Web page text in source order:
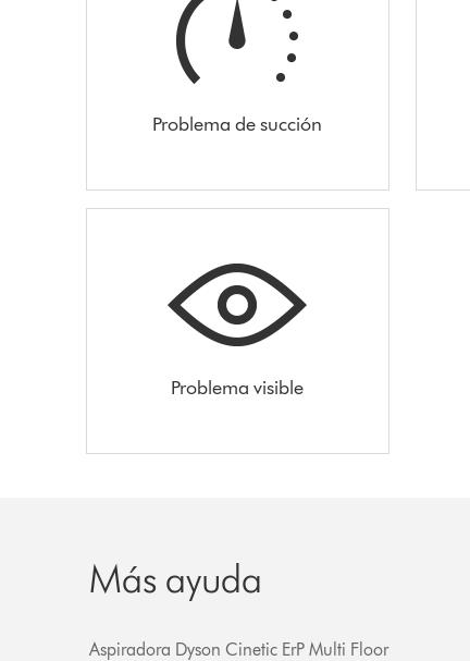
Problema de succión
Problema visible
Más ayuda
Aspiradora Dyson Cinetic ErP Multi Floor